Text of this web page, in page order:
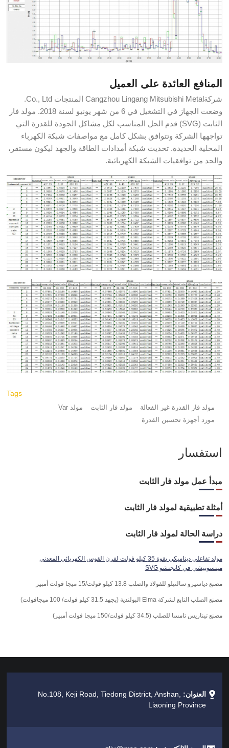
المنافع العائدة على العميل
شركةCangzhou Lingang Mitsubishi Metal المنتجات Co., Ltd.
وضعت الجهاز في التشغيل في 6 من شهر يونيو لسنة 2018. مولد فار
الثابت (SVG) قدم الحل المناسب لكل مشاكل الجودة للقدرة التي
تواجهها الشركة وتتوافق بشكل كامل مع مواصفات شبكة الكهرباء
المحلية الحديدة. تحديث شبكة أمدادات الطاقة والجهد ليكون مستقر،
والحد من توافقيات الشبكة الكهربائية.
Tags
مولد فار القدرة غير الفعالة
مولد فار الثابت
مولد Var
مورد أجهزة تحسين القدرة
استفسار
مبدأ عمل مولد فار الثابت
أمثلة تطبيقية لمولد فار الثابت
دراسة الحالة لمولد فار الثابت
مولد تفاعلي ديناميكي بقوة 35 كيلو فولت لفرن القوس الكهربائي المعدني
ميتسوبيشي في كانجتشو SVG
مصنع دياسيرو سالتيلو للفولاذ والصلب 13.8 كيلو فولت/15 ميجا فولت أمبير
مصنع الصلب التابع لشركة Elma البولندية (بجهد 31.5 كيلو فولت/ 100 ميجافولت)
مصنع تيناريس تامسا للصلب (34.5 كيلو فولت/150 ميجا فولت أمبير)
العنوان:
No.108, Keji Road, Tiedong District, Anshan,
Liaoning Province